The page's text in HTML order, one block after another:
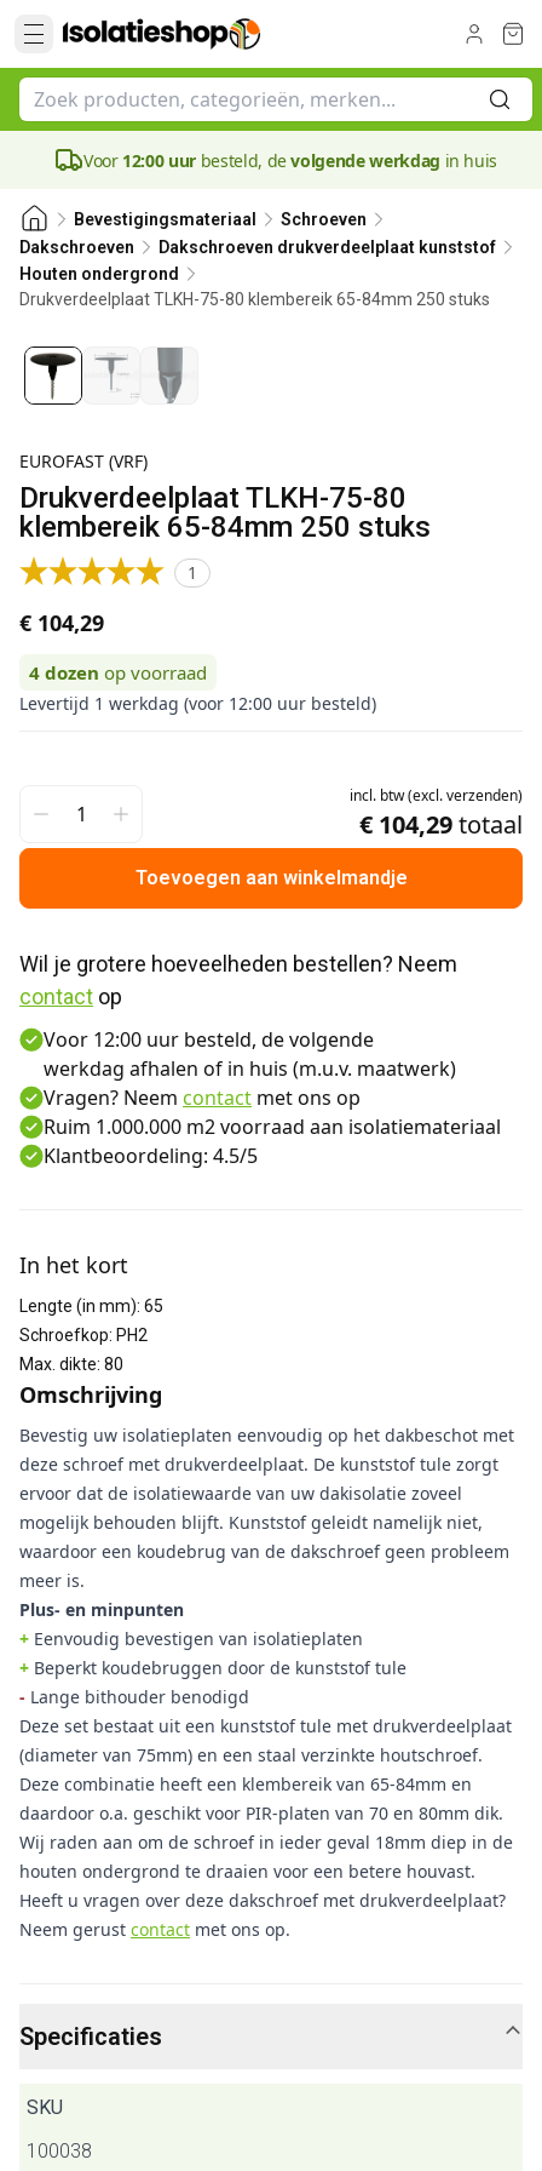
Voor 12:00 uur besteld, devolgende werkdag in huis
Bevestigingsmateriaal
Schroeven
Dakschroeven
Dakschroeven drukverdeelplaat kunststof
Houten ondergrond
Drukverdeelplaat TLKH-75-80 klembereik 65-84mm 250 stuks
80 mm
EUROFAST (VRF)
Drukverdeelplaat TLKH-75-80
klembereik 65-84mm 250 stuks
1
€ 104,29
4 dozen op voorraad
Levertijd 1 werkdag (voor 12:00 uur besteld)
incl. btw(excl.verzenden)
€ 104,29totaal
Toevoegen aan winkelmandje
contact op
Voor 12:00 uur besteld, de volgende
werkdag afhalen of in huis (m.u.v. maatwerk)
Vragen? Neem contact met ons op
Ruim 1.000.000 m2 voorraad aan isolatiemateriaal
Klantbeoordeling: 4.5/5
In het kort
Lengte (in mm): 65
Schroefkop: PH2
Max. dikte: 80
Omschrijving
Bevestig uw isolatieplaten eenvoudig op het dakbeschot met
deze schroef met drukverdeelplaat. De kunststof tule zorgt
ervoor dat de isolatiewaarde van uw dakisolatie zoveel
mogelijk behouden blijft. Kunststof geleidt namelijk niet,
waardoor een koudebrug van de dakschroef geen probleem
meer is.
Plus- en minpunten
+ Eenvoudig bevestigen van isolatieplaten
+ Beperkt koudebruggen door de kunststof tule
- Lange bithouder benodigd
Deze set bestaat uit een kunststof tule met drukverdeelplaat
(diameter van 75mm) en een staal verzinkte houtschroef.
Deze combinatie heeft een klembereik van 65-84mm en
daardoor o.a. geschikt voor PIR-platen van 70 en 80mm dik.
Wij raden aan om de schroef in ieder geval 18mm diep in de
houten ondergrond te draaien voor een betere houvast.
Heeft u vragen over deze dakschroef met drukverdeelplaat?
Neem gerust contact met ons op.
Specificaties
SKU
100038